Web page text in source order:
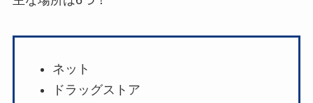
ネット
ドラッグストア